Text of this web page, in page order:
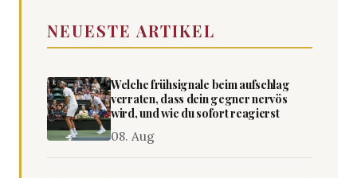
NEUESTE ARTIKEL
Welche frühsignale beim aufschlag
verraten, dass dein gegner nervös
wird, und wie du sofort reagierst
08. Aug